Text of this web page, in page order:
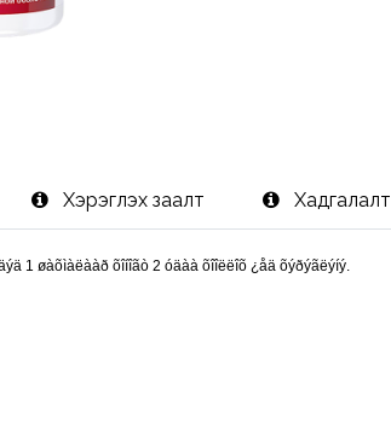
Хэрэглэх заалт Хадгалалт
1 øàõìàëààð õîíîãò 2 óäàà õîîëëîõ ¿åä õýðýãëýíý.